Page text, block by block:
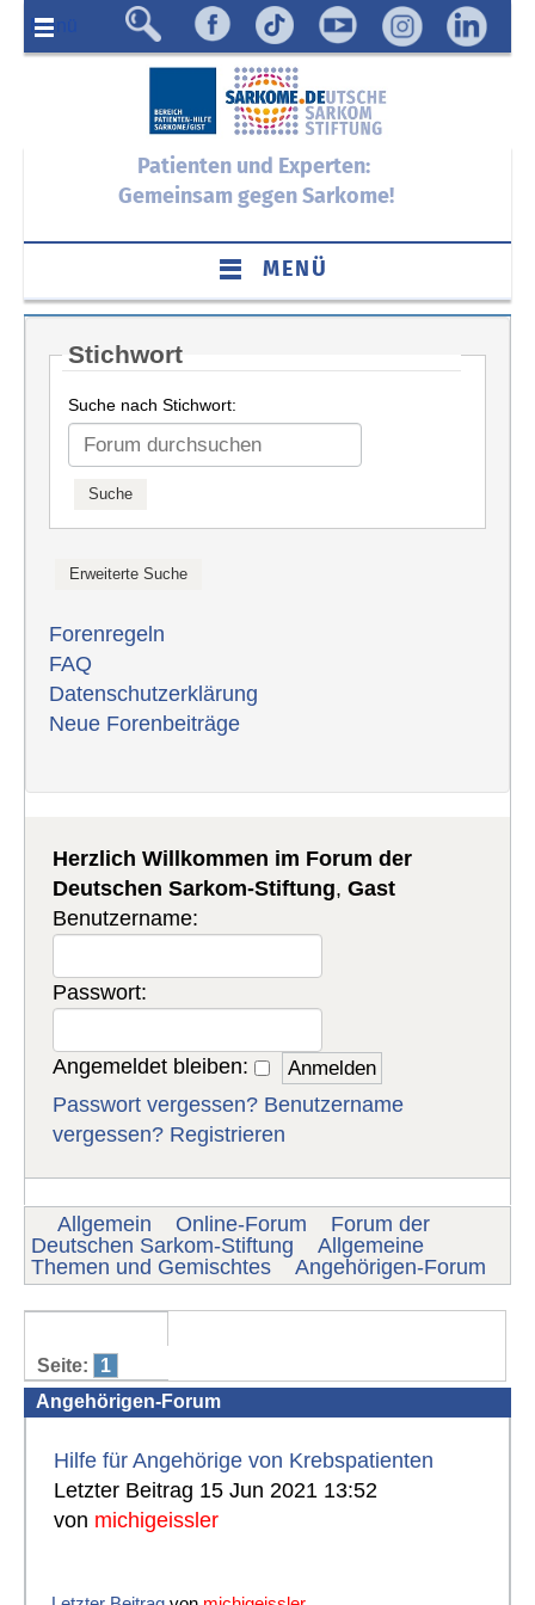
Menü
Patienten und Experten:
Gemeinsam gegen Sarkome!
MENÜ
Stichwort
Suche nach Stichwort:
Forenregeln
FAQ
Datenschutzerklärung
Neue Forenbeiträge
Herzlich Willkommen im Forum der
Deutschen Sarkom-Stiftung,Gast
Benutzername:
Passwort:
Angemeldet bleiben:
Passwort vergessen? Benutzername
vergessen? Registrieren
Allgemein Online-Forum
Forum der
Deutschen Sarkom-Stiftung
Allgemeine
Themen und Gemischtes
Angehörigen-Forum
Seite:
1
Angehörigen-Forum
Hilfe für Angehörige von Krebspatienten
Letzter Beitrag 15 Jun 2021 13:52
von michigeissler